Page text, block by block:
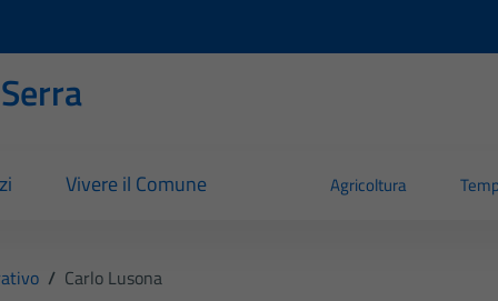
Vivere il Comune Agricoltura
/ Carlo Lusona